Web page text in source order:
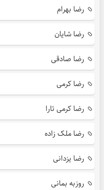
رضا بهرام
رضا شایان
رضا صادقی
رضا کرمی
رضا کرمی تارا
رضا ملک زاده
رضا یزدانی
روزبه بمانی